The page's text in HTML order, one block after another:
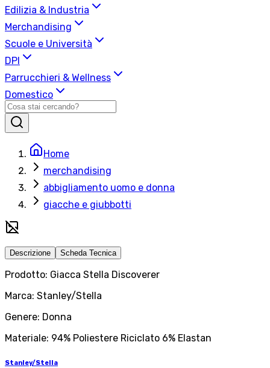
Edilizia & Industria
Merchandising
Scuole e Università
DPI
Parrucchieri & Wellness
Domestico
Home
merchandising
abbigliamento uomo e donna
giacche e giubbotti
Descrizione Scheda Tecnica
Prodotto: Giacca Stella Discoverer
Marca: Stanley/Stella
Genere: Donna
Materiale: 94% Poliestere Riciclato 6% Elastan
Stanley/Stella